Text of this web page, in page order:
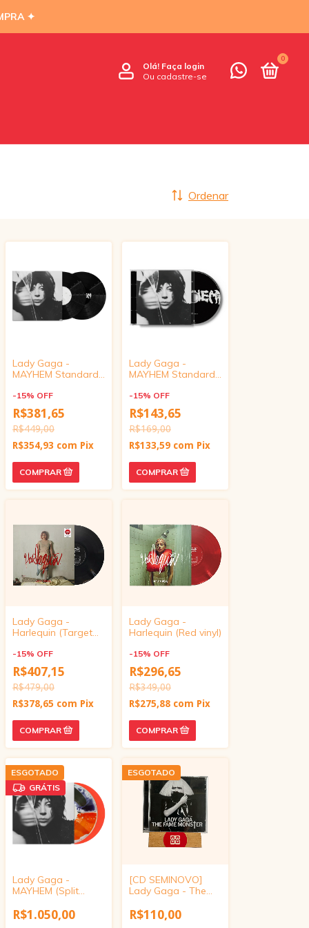
✦
Olá! Faça login
Ou cadastre-se
0
Ordenar
Lady Gaga -
MAYHEM Standard
-15% OFF
R$381,65
R$449,00
R$354,93 com Pix
Lady Gaga -
MAYHEM Standard
-15% OFF
R$143,65
R$169,00
R$133,59 com Pix
Lady Gaga -
Harlequin (Target
-15% OFF
R$407,15
R$479,00
R$378,65 com Pix
Lady Gaga -
Harlequin (Red vinyl)
-15% OFF
R$296,65
R$349,00
R$275,88 com Pix
ESGOTADO
GRÁTIS
Lady Gaga -
MAYHEM (Split
Liquid vinyl)
R$1.050,00
ESGOTADO
[CD SEMINOVO]
Lady Gaga - The
R$110,00